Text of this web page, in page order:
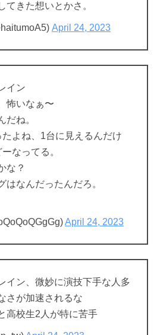
てきた想いとかさ。
April 24, 2023
イン
怖いなぁ〜
だね。
よね、1台に見えるんだけ
なってる。
な？
はなんだったんだろ。
April 24, 2023
イン、微妙に演技下手な人多
さが加速されるな
高校生2人が特に苦手